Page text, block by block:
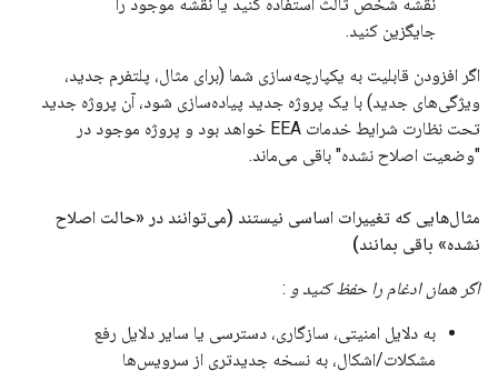
جایگزین کنید.
اگر افزودن قابلیت به یکپارچه‌سازی شما (برای مثال، پلتفرم جدید،
ویژگی‌های جدید) با یک پروژه جدید پیاده‌سازی شود، آن پروژه جدید
تحت نظارت شرایط خدمات EEA خواهد بود و پروژه موجود در
"وضعیت اصلاح نشده" باقی می‌ماند.
مثال‌هایی که تغییرات اساسی نیستند (می‌توانند در «حالت اصلاح
نشده» باقی بمانند)
اگر همان ادغام را حفظ کنید و :
به دلایل امنیتی، سازگاری، دسترسی یا سایر دلایل رفع
مشکلات/اشکال، به نسخه جدیدتری از سرویس‌ها